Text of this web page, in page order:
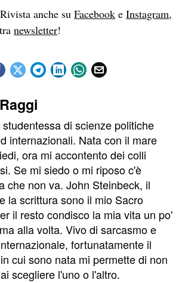
anche suFacebook eInstagram,
newsletter!
di scienze politiche
internazionali. Nata con il mare
ora mi accontento dei colli
Se mi siedo o mi riposo c'è
che non va. John Steinbeck, il
la scrittura sono il mio Sacro
il resto condisco la mia vita un po'
alla volta. Vivo di sarcasmo e
fortunatamente il
cui sono nata mi permette di non
scegliere l'uno o l'altro.